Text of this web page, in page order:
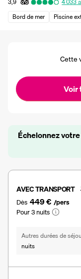
Bord de mer
Piscine
Cette
Voir
Échelonnez
AVEC TRANSPORT
Dès 449 € /pers
Pour 3 nuits
Autres durées de
nuits